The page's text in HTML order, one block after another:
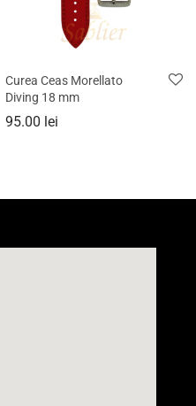
Curea Ceas Morellato
Diving 18 mm
95.00 lei